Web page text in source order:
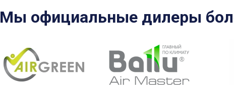
Мы официальные дилеры